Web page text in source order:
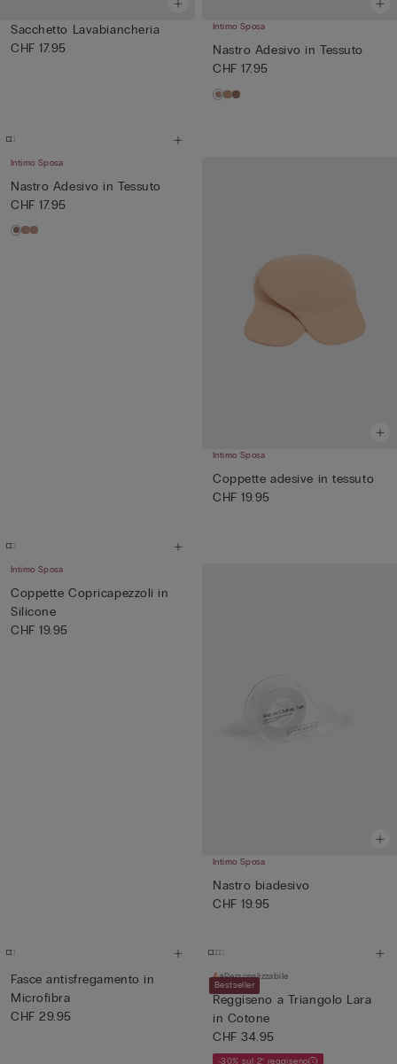
Sacchetto Lavabiancheria
CHF 17.95
Intimo Sposa
Nastro Adesivo in Tessuto
CHF 17.95
Intimo Sposa
Nastro Adesivo in Tessuto
CHF 17.95
Intimo Sposa
Coppette adesive in tessuto
CHF 19.95
Intimo Sposa
Coppette Copricapezzoli in
Silicone
CHF 19.95
Intimo Sposa
Nastro biadesivo
CHF 19.95
Fasce antisfregamento in
Microfibra
CHF 29.95
Bestseller
Personalizzabile
Reggiseno a Triangolo Lara
in Cotone
CHF 34.95
-30% sul 2° reggiseno